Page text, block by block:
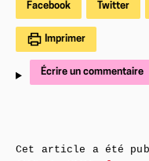
Facebook Twitter
Imprimer
Écrire un commentaire
Cet article a été